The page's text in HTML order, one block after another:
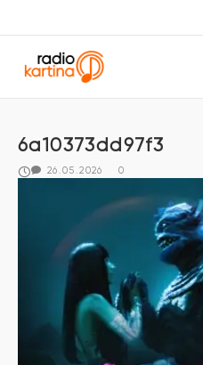
6a10373dd97f3
26.05.2026 0